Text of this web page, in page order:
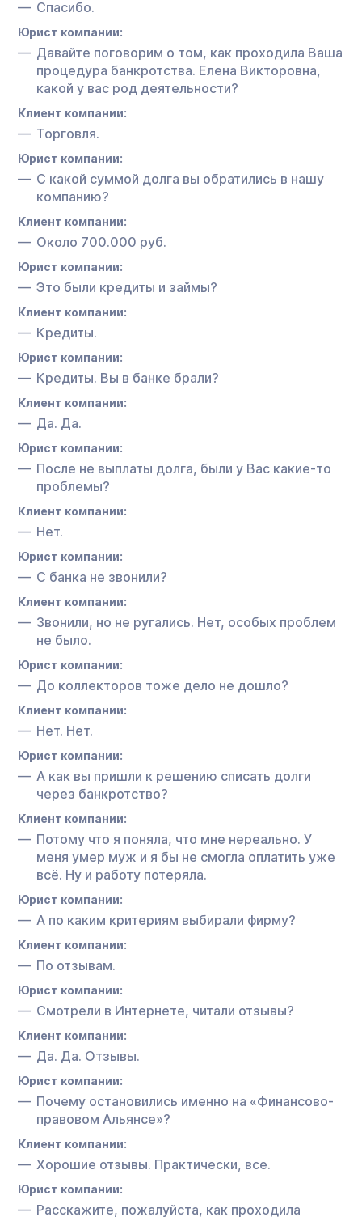
Спасибо.
Юрист компании:
Давайте поговорим о том, как проходила Ваша
процедура банкротства. Елена Викторовна,
какой у вас род деятельности?
Клиент компании:
Торговля.
Юрист компании:
С какой суммой долга вы обратились в нашу
компанию?
Клиент компании:
Около 700.000 руб.
Юрист компании:
Это были кредиты и займы?
Клиент компании:
Кредиты.
Юрист компании:
Кредиты. Вы в банке брали?
Клиент компании:
Да. Да.
Юрист компании:
После не выплаты долга, были у Вас какие-то
проблемы?
Клиент компании:
Нет.
Юрист компании:
С банка не звонили?
Клиент компании:
Звонили, но не ругались. Нет, особых проблем
не было.
Юрист компании:
До коллекторов тоже дело не дошло?
Клиент компании:
Нет. Нет.
Юрист компании:
А как вы пришли к решению списать долги
через банкротство?
Клиент компании:
Потому что я поняла, что мне нереально. У
меня умер муж и я бы не смогла оплатить уже
всё. Ну и работу потеряла.
Юрист компании:
А по каким критериям выбирали фирму?
Клиент компании:
По отзывам.
Юрист компании:
Смотрели в Интернете, читали отзывы?
Клиент компании:
Да. Да. Отзывы.
Юрист компании:
Почему остановились именно на «Финансово-
правовом Альянсе»?
Клиент компании:
Хорошие отзывы. Практически, все.
Юрист компании:
Расскажите, пожалуйста, как проходила